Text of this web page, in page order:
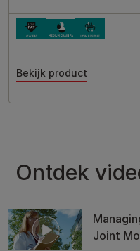
Bekijk product
Ontdek
Joint